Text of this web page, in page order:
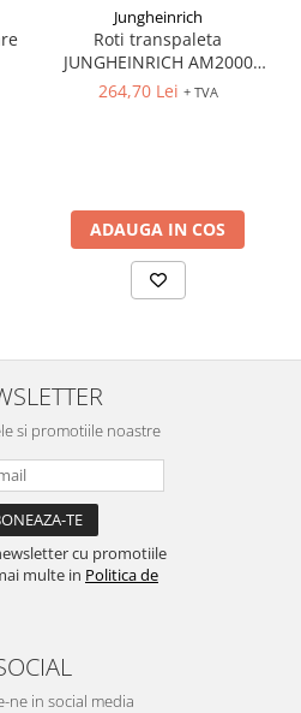
Jungheinrich
Roti transpaleta
JUNGHEINRICH AM2000
170x50 mm
264,70 Lei + TVA
ADAUGA IN COS
si promotiile noastre
cu promotiile
multe in Politica de
ne in social media